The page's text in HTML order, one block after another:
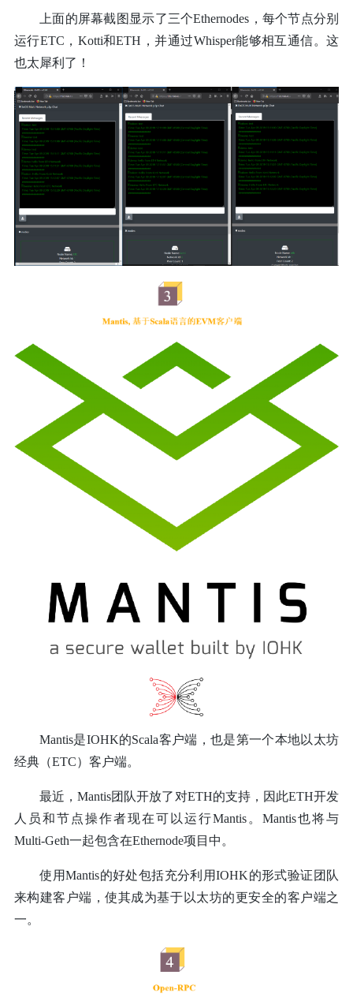
上面的屏幕截图显示了三个Ethernodes，每个节点分别
运行ETC，Kotti和ETH，并通过Whisper能够相互通信。这
也太犀利了！
Mantis是IOHK的Scala客户端，也是第一个本地以太坊
经典（ETC）客户端。
最近，Mantis团队开放了对ETH的支持，因此ETH开发
人员和节点操作者现在可以运行Mantis。Mantis也将与
Multi-Geth一起包含在Ethernode项目中。
使用Mantis的好处包括充分利用IOHK的形式验证团队
来构建客户端，使其成为基于以太坊的更安全的客户端之
一。